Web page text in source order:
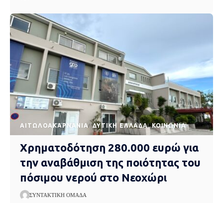
AΙΤΩΛΟΑΚΑΡΝΑΝΊΑ ΔΥΤΙΚΉ ΕΛΛΆΔΑ ΚΟΙΝΩΝΊΑ
Χρηματοδότηση 280.000 ευρώ για
την αναβάθμιση της ποιότητας του
πόσιμου νερού στο Νεοχώρι
ΣΥΝΤΑΚΤΙΚΉ ΟΜΆΔΑ